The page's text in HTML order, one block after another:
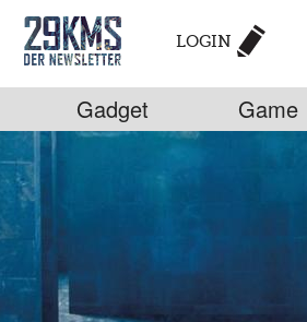
LOGIN
Gadget Game